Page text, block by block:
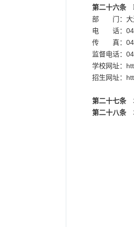
第二十六条
部 门：大连
电 话：
传 真：
监督电话：
学校网址：
招生网址：
第二十七条
第二十八条